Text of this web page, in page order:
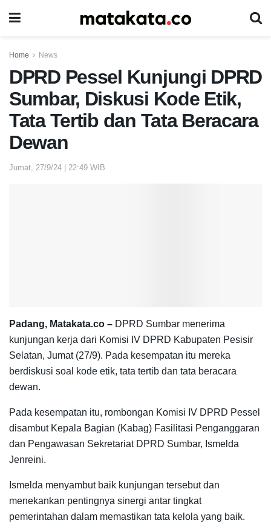
Home News
DPRD Pessel Kunjungi DPRD
Sumbar, Diskusi Kode Etik,
Tata Tertib dan Tata Beracara
Dewan
Jumat, 27/9/24 | 22:49 WIB
Padang, Matakata.co – DPRD Sumbar menerima
kunjungan kerja dari Komisi IV DPRD Kabupaten Pesisir
Selatan, Jumat (27/9). Pada kesempatan itu mereka
berdiskusi soal kode etik, tata tertib dan tata beracara
dewan.
Pada kesempatan itu, rombongan Komisi IV DPRD Pessel
disambut Kepala Bagian (Kabag) Fasilitasi Penganggaran
dan Pengawasan Sekretariat DPRD Sumbar, Ismelda
Jenreini.
Ismelda menyambut baik kunjungan tersebut dan
menekankan pentingnya sinergi antar tingkat
pemerintahan dalam memastikan tata kelola yang baik.